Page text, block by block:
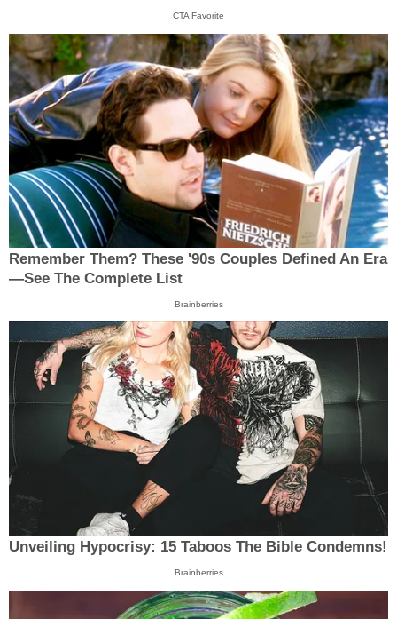
CTA Favorite
Remember Them? These '90s Couples Defined An Era
—See The Complete List
Brainberries
Unveiling Hypocrisy: 15 Taboos The Bible Condemns!
Brainberries